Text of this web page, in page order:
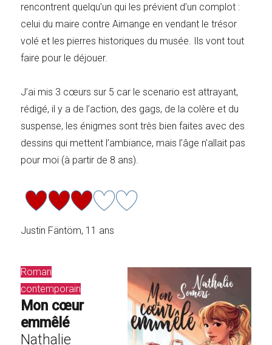
rencontrent quelqu’un qui les prévient d’un complot :
celui du maire contre Aimange en vendant le trésor
volé et les pierres historiques du musée. Ils vont tout
faire pour le déjouer.
J’ai mis 3 cœurs sur 5 car le scenario est attrayant,
rédigé, il y a de l’action, des gags, de la colère et du
suspense, les énigmes sont très bien faites avec des
dessins qui mettent l’ambiance, mais l’âge n’allait pas
pour moi (à partir de 8 ans).
Justin Fäntöm, 11 ans
Roman
contemporain
Mon cœur
emmêlé
Nathalie